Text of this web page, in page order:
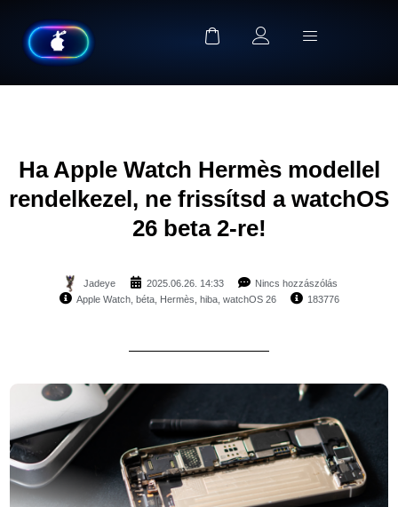
Ha Apple Watch Hermès modellel
rendelkezel, ne frissítsd a watchOS
26 beta 2-re!
Jadeye 2025.06.26. 14:33
Nincs hozzászólás
Apple Watch, béta, Hermès hiba, watchOS 26 183776